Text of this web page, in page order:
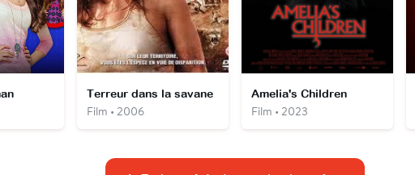
Terreur dans la savane
Film • 2006
Amelia's Children
Film • 2023